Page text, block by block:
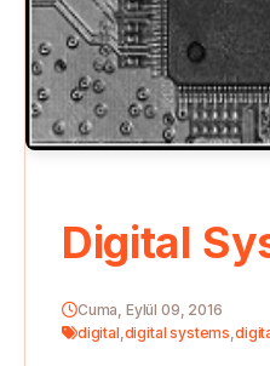
Digital
Cuma, Eylül 09, 2016
digital,digital systems,